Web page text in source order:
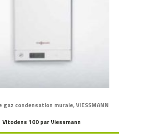
gaz condensation murale,VIESSMANN
Vitodens 100 par Viessmann